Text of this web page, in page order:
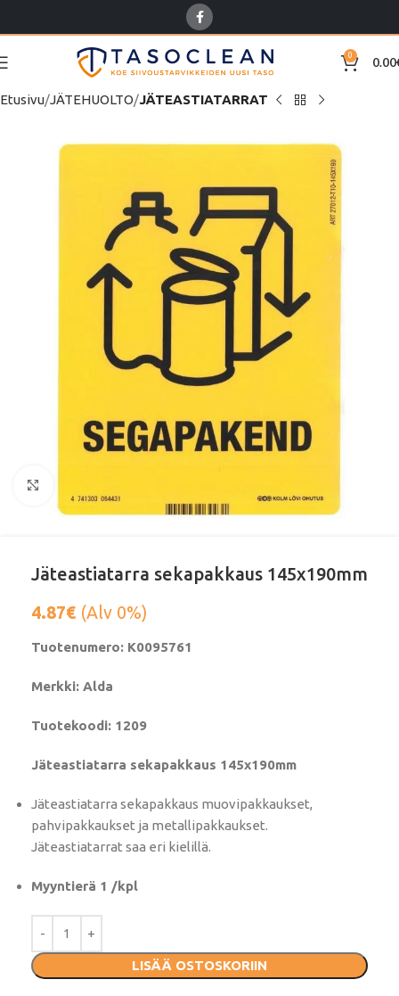
0 0.00
Etusivu JÄTEHUOLTO JÄTEASTIATARRAT
Jäteastiatarra sekapakkaus 145x190mm
4.87€ (Alv 0%)
Tuotenumero: K0095761
Merkki: Alda
Tuotekoodi: 1209
Jäteastiatarra sekapakkaus 145x190mm
Jäteastiatarra sekapakkaus muovipakkaukset,
pahvipakkaukset ja metallipakkaukset.
Jäteastiatarrat saa eri kielillä.
Myyntierä 1 /kpl
LISÄÄ OSTOSKORIIN